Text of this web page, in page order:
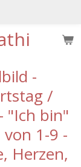
-
/
"Ich bin"
von 1-9 -
Herzen,